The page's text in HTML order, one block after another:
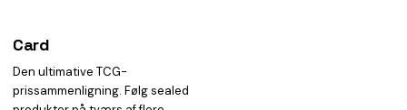
Card
Den ultimative TCG-
prissammenligning. Følg sealed